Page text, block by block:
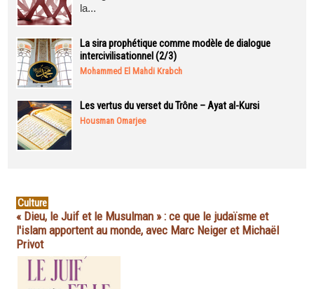
la...
La sira prophétique comme modèle de dialogue
intercivilisationnel (2/3)
Mohammed El Mahdi Krabch
Les vertus du verset du Trône – Ayat al-Kursi
Housman Omarjee
Culture
« Dieu, le Juif et le Musulman » : ce que le judaïsme et
l'islam apportent au monde, avec Marc Neiger et Michaël
Privot